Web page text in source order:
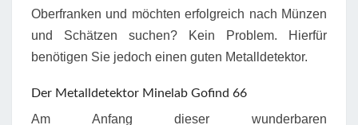
Oberfranken und möchten erfolgreich nach Münzen
und Schätzen suchen? Kein Problem. Hierfür
benötigen Sie jedoch einen guten Metalldetektor.
Der Metalldetektor Minelab Gofind 66
Am Anfang dieser wunderbaren